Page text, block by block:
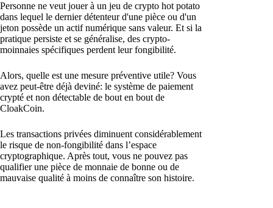
Personne ne veut jouer à un jeu de crypto hot potato
dans lequel le dernier détenteur d'une pièce ou d'un
jeton possède un actif numérique sans valeur. Et si la
pratique persiste et se généralise, des crypto-
moinnaies spécifiques perdent leur fongibilité.
Alors, quelle est une mesure préventive utile? Vous
avez peut-être déjà deviné: le système de paiement
crypté et non détectable de bout en bout de
CloakCoin.
Les transactions privées diminuent considérablement
le risque de non-fongibilité dans l’espace
cryptographique. Après tout, vous ne pouvez pas
qualifier une pièce de monnaie de bonne ou de
mauvaise qualité à moins de connaître son histoire.